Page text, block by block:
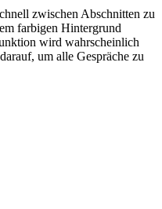
zwischen Abschnitten zu
farbigen Hintergrund
wird wahrscheinlich
um alle Gespräche zu